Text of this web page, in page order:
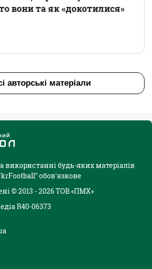
вони та як «докотилися»
авторські матеріали
використанні будь-яких матеріалів
обов'язкове
© 2013 - 2026 ТОВ «ПМХ»
R40-06373